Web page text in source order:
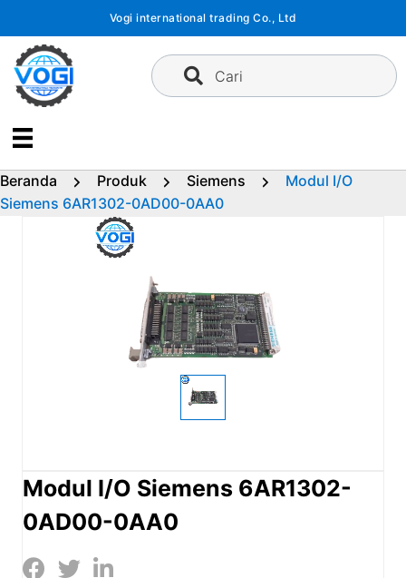
konten
Vogi international trading Co., Ltd
Cari
Beranda Produk Siemens
Modul I/O
Siemens 6AR1302-0AD00-0AA0
Modul I/O Siemens 6AR1302-
0AD00-0AA0